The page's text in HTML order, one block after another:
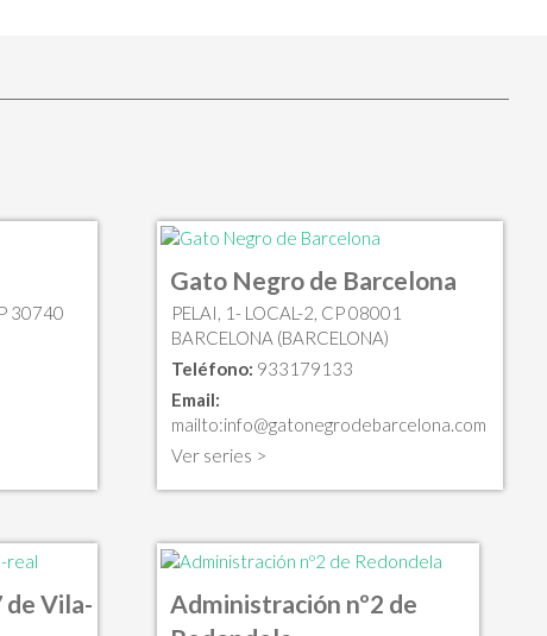
30740
Gato Negro de Barcelona
PELAI, 1- LOCAL-2, CP 08001
BARCELONA (BARCELONA)
Teléfono: 933179133
Email:
mailto:info@gatonegrodebarcelona.com
Ver series >
de Vila-
Administración nº2 de